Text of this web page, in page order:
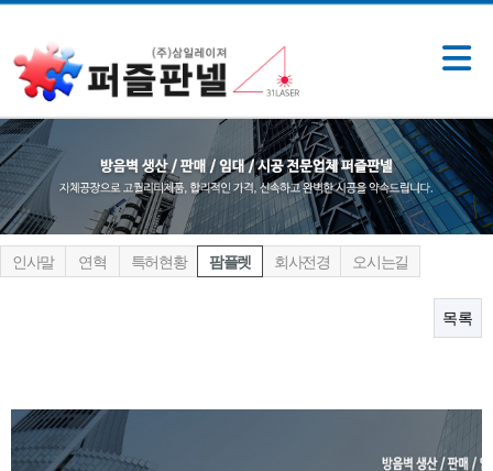
인사말 연혁 특허현황 팜플렛 회사전경 오시는길
목록